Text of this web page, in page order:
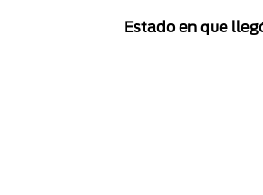
Estado en que